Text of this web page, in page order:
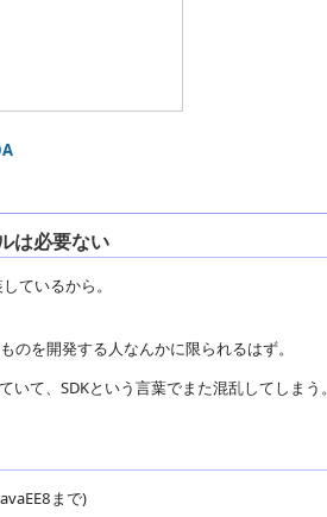
は必要ない
ているから。
のを開発する人なんかに限られるはず。
て、SDKという言葉でまた混乱してしまう。
まで)